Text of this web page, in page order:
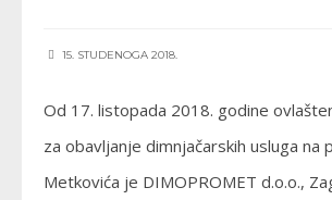
15. STUDENOGA 2018.
Od 17. listopada 2018. godine
za obavljanje dimnjačarskih usluga na
Metkovića je DIMOPROMET d.o.o.,